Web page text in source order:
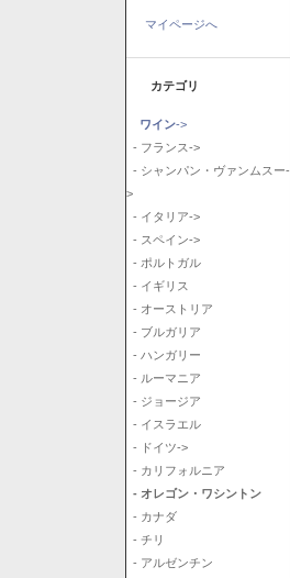
マイページへ
カテゴリ
ワイン->
- フランス->
- シャンパン・ヴァンムスー-
>
- イタリア->
- スペイン->
- ポルトガル
- イギリス
- オーストリア
- ブルガリア
- ハンガリー
- ルーマニア
- ジョージア
- イスラエル
- ドイツ->
- カリフォルニア
- オレゴン・ワシントン
- カナダ
- チリ
- アルゼンチン